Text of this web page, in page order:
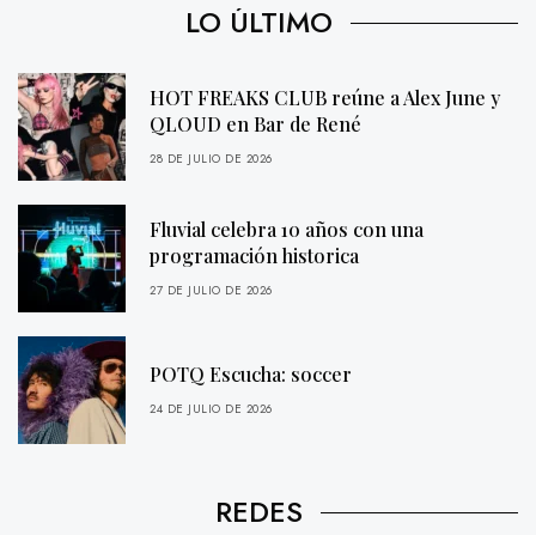
LO ÚLTIMO
HOT FREAKS CLUB reúne a Alex June y
QLOUD en Bar de René
28 DE JULIO DE 2026
Fluvial celebra 10 años con una
programación historica
27 DE JULIO DE 2026
POTQ Escucha: soccer
24 DE JULIO DE 2026
REDES